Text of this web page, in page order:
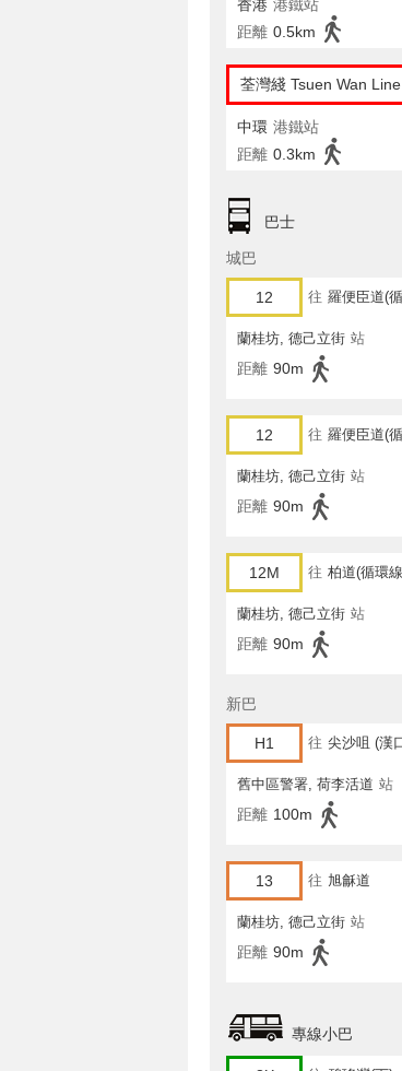
香港 港鐵站
距離 0.5km
荃灣綫 Tsuen Wan Line
中環 港鐵站
距離 0.3km
巴士
城巴
12 往 羅便臣道(
蘭桂坊, 德己立街 站
距離 90m
12 往 羅便臣道(
蘭桂坊, 德己立街 站
距離 90m
12M 往 柏道(循環
蘭桂坊, 德己立街 站
距離 90m
新巴
H1 往 尖沙咀 (漢
舊中區警署, 荷李活道 站
距離 100m
13 往 旭龢道
蘭桂坊, 德己立街 站
距離 90m
專線小巴